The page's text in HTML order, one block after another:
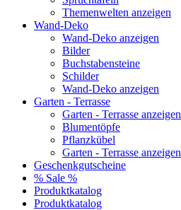
Themenwelten anzeigen
Wand-Deko
Wand-Deko anzeigen
Bilder
Buchstabensteine
Schilder
Wand-Deko anzeigen
Garten - Terrasse
Garten - Terrasse anzeigen
Blumentöpfe
Pflanzkübel
Garten - Terrasse anzeigen
Geschenkgutscheine
% Sale %
Produktkatalog
Produktkatalog